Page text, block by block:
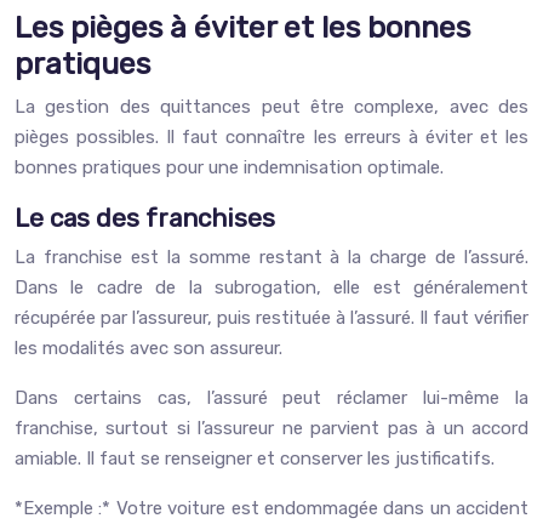
Les pièges à éviter et les bonnes
pratiques
La gestion des quittances peut être complexe, avec des
pièges possibles. Il faut connaître les erreurs à éviter et les
bonnes pratiques pour une indemnisation optimale.
Le cas des franchises
La franchise est la somme restant à la charge de l’assuré.
Dans le cadre de la subrogation, elle est généralement
récupérée par l’assureur, puis restituée à l’assuré. Il faut vérifier
les modalités avec son assureur.
Dans certains cas, l’assuré peut réclamer lui-même la
franchise, surtout si l’assureur ne parvient pas à un accord
amiable. Il faut se renseigner et conserver les justificatifs.
*Exemple :* Votre voiture est endommagée dans un accident